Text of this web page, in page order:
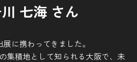
七海 さん
に携わってきました。
集積地として知られる大阪で、未